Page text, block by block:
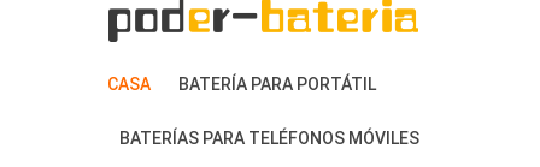
CASA BATERÍA PARA PORTÁTIL
BATERÍAS PARA TELÉFONOS MÓVILES